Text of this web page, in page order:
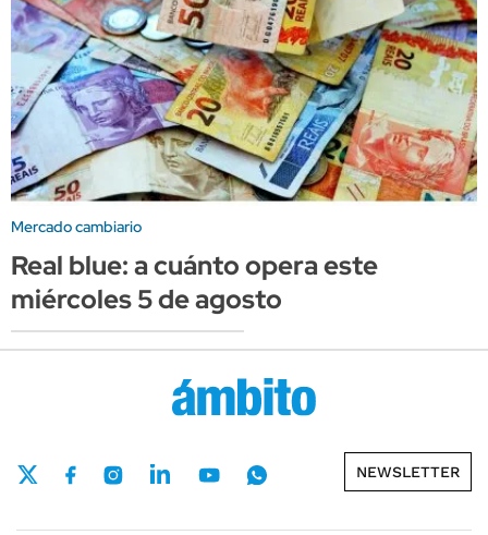
Mercado cambiario
Real blue: a cuánto opera este
miércoles 5 de agosto
NEWSLETTER